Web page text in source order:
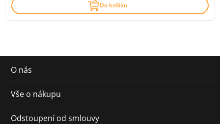
Do košíku
O nás
Vše o nákupu
Odstoupení od smlouvy